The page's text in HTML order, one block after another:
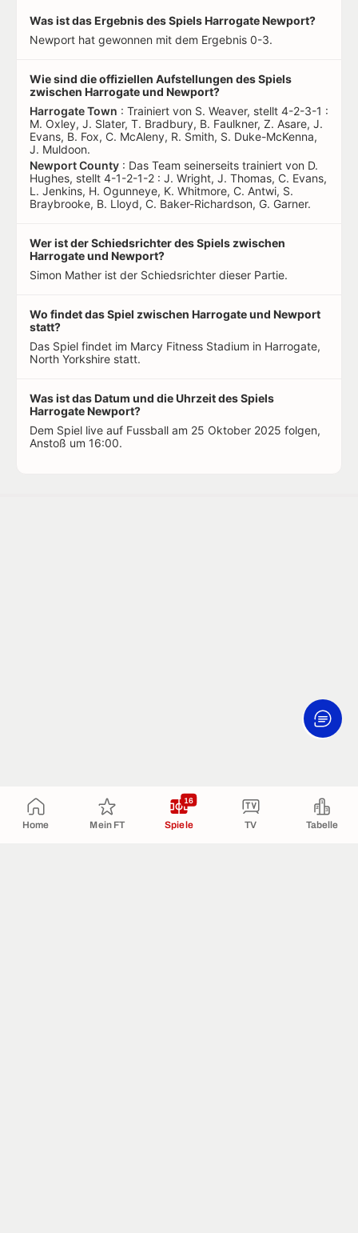
Home Mein FT Spiele
16
TV Tabelle
Was ist das Ergebnis des Spiels Harrogate Newport?
Newport hat gewonnen mit dem Ergebnis 0-3.
Wie sind die offiziellen Aufstellungen des Spiels
zwischen Harrogate und Newport?
Harrogate Town : Trainiert von S. Weaver, stellt 4-2-3-1 :
M. Oxley, J. Slater, T. Bradbury, B. Faulkner, Z. Asare, J.
Evans, B. Fox, C. McAleny, R. Smith, S. Duke-McKenna,
J. Muldoon.
Newport County : Das Team seinerseits trainiert von D.
Hughes, stellt 4-1-2-1-2 : J. Wright, J. Thomas, C. Evans,
L. Jenkins, H. Ogunneye, K. Whitmore, C. Antwi, S.
Braybrooke, B. Lloyd, C. Baker-Richardson, G. Garner.
Wer ist der Schiedsrichter des Spiels zwischen
Harrogate und Newport?
Simon Mather ist der Schiedsrichter dieser Partie.
Wo findet das Spiel zwischen Harrogate und Newport
statt?
Das Spiel findet im Marcy Fitness Stadium in Harrogate,
North Yorkshire statt.
Was ist das Datum und die Uhrzeit des Spiels
Harrogate Newport?
Dem Spiel live auf Fussball am 25 Oktober 2025 folgen,
Anstoß um 16:00.